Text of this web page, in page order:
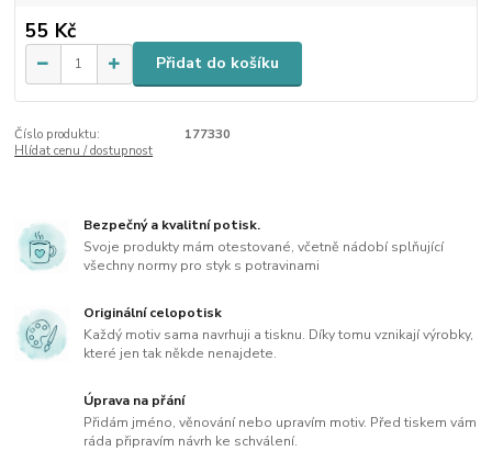
55 Kč
Přidat do košíku
Číslo produktu:
177330
Hlídat cenu / dostupnost
Bezpečný a kvalitní potisk.
Svoje produkty mám otestované, včetně nádobí splňující
všechny normy pro styk s potravinami
Originální celopotisk
Každý motiv sama navrhuji a tisknu. Díky tomu vznikají výrobky,
které jen tak někde nenajdete.
Úprava na přání
Přidám jméno, věnování nebo upravím motiv. Před tiskem vám
ráda připravím návrh ke schválení.